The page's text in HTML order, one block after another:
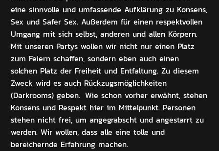
eine sinnvolle und umfassende Aufklärung zu Konsens,
Sex und Safer Sex. Außerdem für einen respektvollen
Umgang mit sich selbst, anderen und allen Körpern.
Mit unseren Partys wollen wir nicht nur einen Platz
zum Feiern schaffen, sondern eben auch einen
solchen Platz der Freiheit und Entfaltung. Zu diesem
Zweck wird es auch Rückzugsmöglichkeiten
(Darkrooms) geben. Wie schon vorher erwähnt, stehen
Konsens und Respekt hier im Mittelpunkt. Personen
stehen nicht frei, um angegrabscht und angestarrt zu
werden. Wir wollen, dass alle eine tolle und
bereichernde Erfahrung machen.‍